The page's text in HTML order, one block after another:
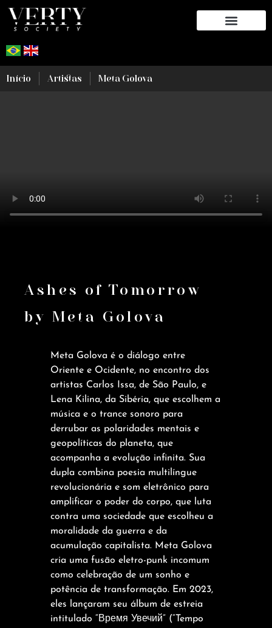
Início Artistas Meta Golova
Ashes of Tomorrow
by Meta Golova
Meta Golova é o diálogo entre
Oriente e Ocidente, no encontro dos
artistas Carlos Issa, de São Paulo, e
Lena Kilina, da Sibéria, que escolhem a
música e o trance sonoro para
derrubar as polaridades mentais e
geopolíticas do planeta, que
acompanha a evolução infinita. Sua
dupla combina poesia multilíngue
revolucionária e som eletrônico para
amplificar o poder do corpo, que luta
contra uma sociedade que escolheu a
moralidade da guerra e da
acumulação capitalista. Meta Golova
cria uma fusão eletro-punk incomum
como celebração de um sonho e
potência de transformação. Em 2023,
eles lançaram seu álbum de estreia
intitulado “Время Увечий” (“Tempo